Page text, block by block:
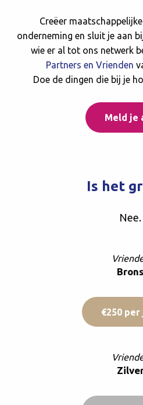
Creëer
onderneming en sluit je aan
wie er al tot ons netwerk
Partners en Vrienden
Doe de dingen die bij je
Meld je
Is het
Nee.
Brons
€250 per